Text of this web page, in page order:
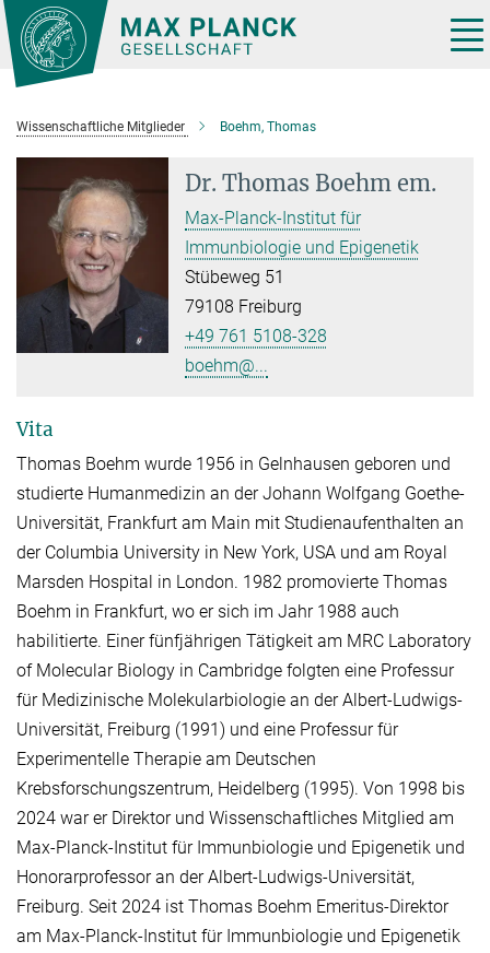
Hauptinhalt
Wissenschaftliche Mitglieder Boehm, Thomas
Dr. Thomas Boehm em.
Max-Planck-Institut für
Immunbiologie und Epigenetik
Stübeweg 51
79108 Freiburg
+49 761 5108-328
boehm@...
Vita
Thomas Boehm wurde 1956 in Gelnhausen geboren und
studierte Humanmedizin an der Johann Wolfgang Goethe-
Universität, Frankfurt am Main mit Studienaufenthalten an
der Columbia University in New York, USA und am Royal
Marsden Hospital in London. 1982 promovierte Thomas
Boehm in Frankfurt, wo er sich im Jahr 1988 auch
habilitierte. Einer fünfjährigen Tätigkeit am MRC Laboratory
of Molecular Biology in Cambridge folgten eine Professur
für Medizinische Molekularbiologie an der Albert-Ludwigs-
Universität, Freiburg (1991) und eine Professur für
Experimentelle Therapie am Deutschen
Krebsforschungszentrum, Heidelberg (1995). Von 1998 bis
2024 war er Direktor und Wissenschaftliches Mitglied am
Max-Planck-Institut für Immunbiologie und Epigenetik und
Honorarprofessor an der Albert-Ludwigs-Universität,
Freiburg. Seit 2024 ist Thomas Boehm Emeritus-Direktor
am Max-Planck-Institut für Immunbiologie und Epigenetik